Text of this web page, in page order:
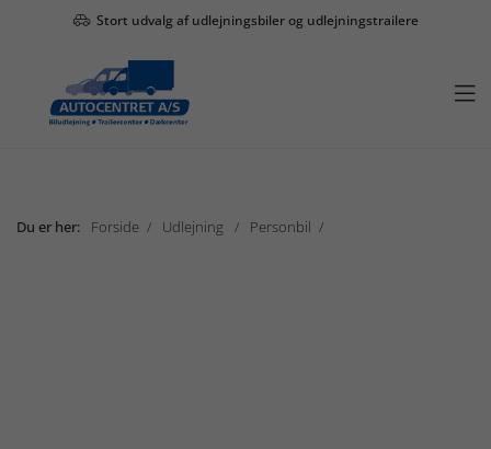
Stort udvalg af udlejningsbiler og udlejningstrailere

Du er her: Forside Udlejning Personbil